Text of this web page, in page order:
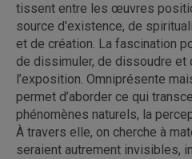
tissent entre les œuvres
source d'existence, de
et de création. La fascination
de dissimuler, de dissoudre et
l’exposition. Omniprésente
permet d’aborder ce qui
phénomènes naturels, la
À travers elle, on cherche à
seraient autrement invisibles,